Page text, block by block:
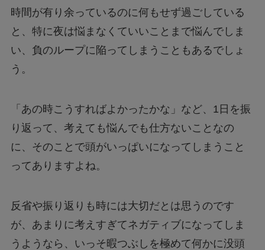
時間が有り余っているのに何もせず過ごしている
と、特に夜は悩まなくていいことまで悩んでしま
い、負のループに陥ってしまうこともあるでしょ
う。
「あの時こうすればよかったかな」など、1日を振
り返って、考えても悩んでも仕方ないことなの
に、そのことで頭がいっぱいになってしまうこと
ってありますよね。
反省や振り返りも時には大切だとは思うのです
が、あまりに考えすぎてネガティブになってしま
うようなら、いっそ暇つぶしを極めて何かに没頭